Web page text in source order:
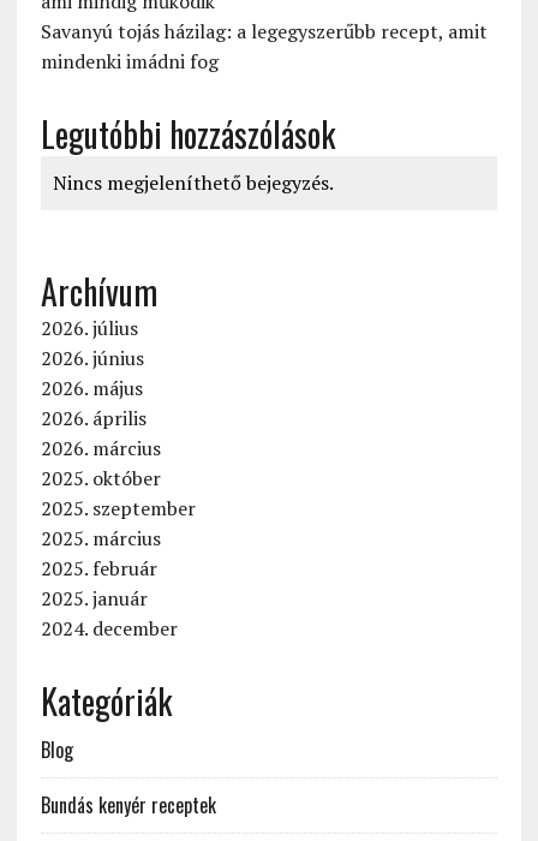
Savanyú tojás házilag: a legegyszerűbb recept, amit
mindenki imádni fog
Legutóbbi hozzászólások
Nincs megjeleníthető bejegyzés.
Archívum
2026. július
2026. június
2026. május
2026. április
2026. március
2025. október
2025. szeptember
2025. március
2025. február
2025. január
2024. december
Kategóriák
Blog
Bundás kenyér receptek